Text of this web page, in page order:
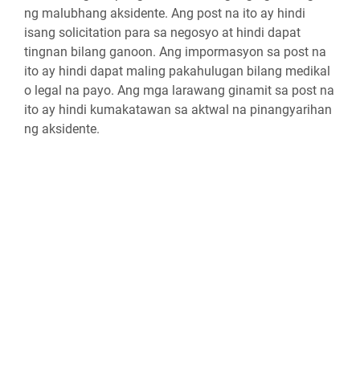
ng malubhang aksidente. Ang post na ito ay hindi
isang solicitation para sa negosyo at hindi dapat
tingnan bilang ganoon. Ang impormasyon sa post na
ito ay hindi dapat maling pakahulugan bilang medikal
o legal na payo. Ang mga larawang ginamit sa post na
ito ay hindi kumakatawan sa aktwal na pinangyarihan
ng aksidente.